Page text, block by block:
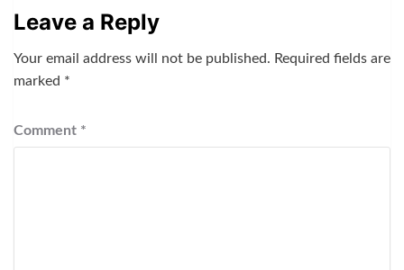
Leave a Reply
Your email address will not be published. Required fields are
marked *
Comment *